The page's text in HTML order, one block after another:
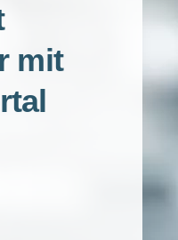
mit